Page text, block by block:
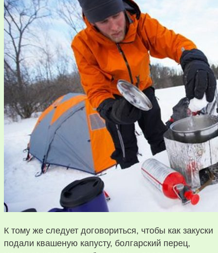
К тому же следует договориться, чтобы как закуски
подали квашеную капусту, болгарский перец,